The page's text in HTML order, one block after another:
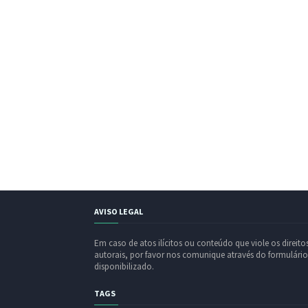
AVISO LEGAL
Em caso de atos ilícitos ou conteúdo que viole os
autorais, por favor nos comunique através do formulário
disponibilizado.
TAGS